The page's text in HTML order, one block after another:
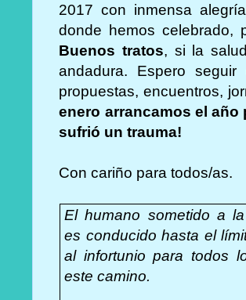
2017 con inmensa
donde hemos celebrado,
Buenos tratos, si la
andadura. Espero
propuestas, encuentros,
enero arrancamos el
sufrió un trauma!
Con cariño para todos/as.
El humano sometido a
es conducido hasta el
al infortunio para todos
este camino.